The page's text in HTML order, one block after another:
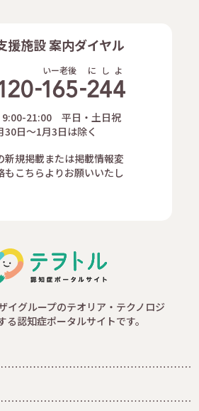
援施設 案内ダイヤル
いー老後 に し よ
9:00-21:00 平日・土日祝
30日～1月3日は除く
新規掲載または掲載情報変
もこちらよりお願いいたし
イグループのテオリア・テクノロジ
る認知症ポータルサイトです。